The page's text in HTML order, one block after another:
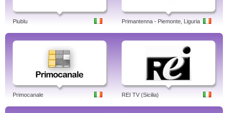
Piublu Primantenna - Piemonte, Liguria
Primocanale REI TV (Sicilia)